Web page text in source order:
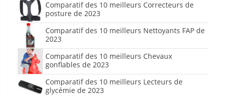
Comparatif des 10 meilleurs Correcteurs de
posture de 2023
Comparatif des 10 meilleurs Nettoyants FAP de
2023
Comparatif des 10 meilleurs Chevaux
gonflables de 2023
Comparatif des 10 meilleurs Lecteurs de
glycémie de 2023